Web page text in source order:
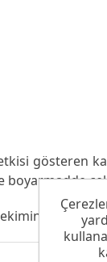
etkisi
çok